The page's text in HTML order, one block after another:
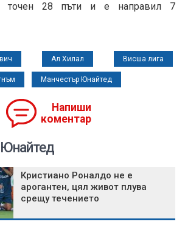
точен 28 пъти и е направил 7
Ал Хилал Висша лига
Манчестър Юнайтед
Напиши
коментар
Кристиано Роналдо не е
арогантен, цял живот плува
срещу течението